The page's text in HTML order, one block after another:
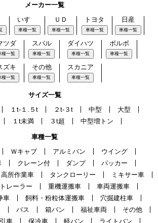
メーカー一覧
いすゞ
車種一覧
ＵＤ
車種一覧
トヨタ
車種一覧
日産
車種一覧
ツダ
種一覧
スバル
車種一覧
ダイハツ
車種一覧
ボルボ
車種一覧
ズキ
種一覧
その他
車種一覧
スカニア
車種一覧
サイズ一覧
１t-１.５t ２t-３t 中型
大型
１t未満 ３t超 中型増トン
車種一覧
Ｗキャブ アルミバン
ウイング
クレーン付 ダンプ
パッカー
高所作業車 タンクローリー
ミキサー車
レーラー
重機運搬車
車両運搬車
車
飼料・粉粒体運搬車
穴掘建柱車
バス 箱バン 福祉車両
その他
車
保冷車 軽バン ライトバン